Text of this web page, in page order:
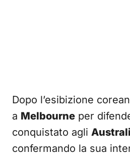
Dopo l’esibizione
a Melbourne per
conquistato agli
confermando la sua